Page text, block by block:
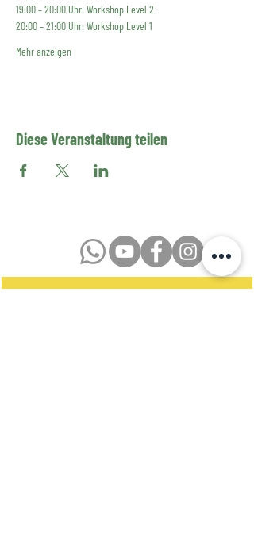
19:00 – 20:00 Uhr: Workshop Level 2
20:00 – 21:00 Uhr: Workshop Level 1
Mehr anzeigen
Diese Veranstaltung teilen